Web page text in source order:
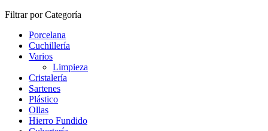
Filtrar por Categoría
Porcelana
Cuchillería
Varios
Limpieza
Cristalería
Sartenes
Plástico
Ollas
Hierro Fundido